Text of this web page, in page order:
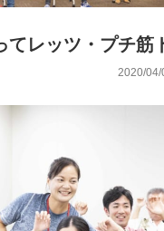
てレッツ・プチ筋
2020/04/